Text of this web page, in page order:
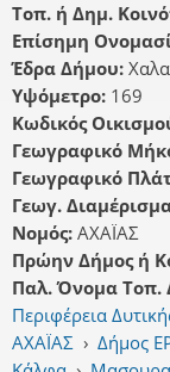
Τοπ. ή Δημ.
Επίσημη
Έδρα Δήμου:
Υψόμετρο: 169
Κωδικός
Γεωγραφικό
Γεωγραφικό
Γεωγ.
Νομός: ΑΧΑΪΑΣ
Πρώην Δήμος ή
Παλ. Όνομα Τοπ.
Περιφέρεια
ΑΧΑΪΑΣ › Δήμος